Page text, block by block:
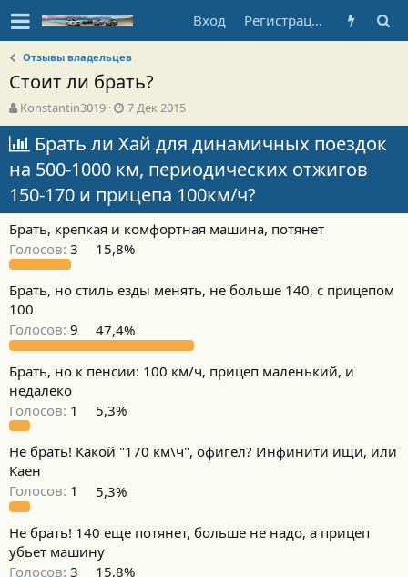
Вход Регистрация
Отзывы владельцев
Стоит ли брать?
А
в
т
о
р
т
е
ы
Konstantin3019
Д
а
т
а
н
а
ч
л
а
7 Дек 2015
Брать ли Хай для динамичных поездок
на 500-1000 км, периодических отжигов
150-170 и прицепа 100км/ч?
Брать, крепкая и комфортная машина, потянет
Голосов: 3 15,8%
Брать, но стиль езды менять, не больше 140, с прицепом
100
Голосов: 9 47,4%
Брать, но к пенсии: 100 км/ч, прицеп маленький, и
недалеко
Голосов: 1 5,3%
Не брать! Какой "170 км\ч", офигел? Инфинити ищи, или
Каен
Голосов: 1 5,3%
Не брать! 140 еще потянет, больше не надо, а прицеп
убьет машину
Голосов: 3 15,8%